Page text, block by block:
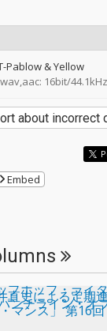
Pablow & Yellow
16bit/44.1kHz
about incorrect
Embed